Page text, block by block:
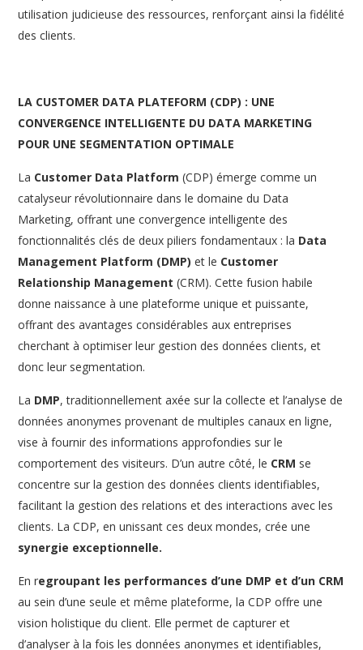
utilisation judicieuse des ressources, renforçant ainsi la fidélité
des clients.
LA CUSTOMER DATA PLATEFORM (CDP) : UNE
CONVERGENCE INTELLIGENTE DU DATA MARKETING
POUR UNE SEGMENTATION OPTIMALE
La Customer Data Platform (CDP) émerge comme un
catalyseur révolutionnaire dans le domaine du Data
Marketing, offrant une convergence intelligente des
fonctionnalités clés de deux piliers fondamentaux : la Data
Management Platform (DMP) et le Customer
Relationship Management (CRM). Cette fusion habile
donne naissance à une plateforme unique et puissante,
offrant des avantages considérables aux entreprises
cherchant à optimiser leur gestion des données clients, et
donc leur segmentation.
La DMP, traditionnellement axée sur la collecte et l’analyse de
données anonymes provenant de multiples canaux en ligne,
vise à fournir des informations approfondies sur le
comportement des visiteurs. D’un autre côté, le CRM se
concentre sur la gestion des données clients identifiables,
facilitant la gestion des relations et des interactions avec les
clients. La CDP, en unissant ces deux mondes, crée une
synergie exceptionnelle.
En regroupant les performances d’une DMP et d’un CRM
au sein d’une seule et même plateforme, la CDP offre une
vision holistique du client. Elle permet de capturer et
d’analyser à la fois les données anonymes et identifiables,